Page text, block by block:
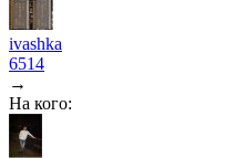
ivashka
6514
→
На кого: